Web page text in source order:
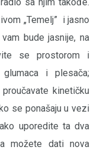
„Temelj” i jasno
bude jasnije, na
se prostorom i
glumaca i plesača;
kinetičku
se ponašaju u vezi
uporedite ta dva
možete dati nova